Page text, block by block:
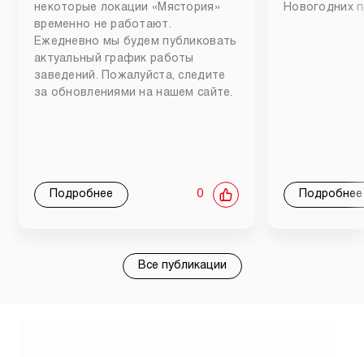
некоторые локации «Мястория»
временно не работают.
Ежедневно мы будем публиковать
актуальный график работы
заведений. Пожалуйста, следите
за обновлениями на нашем сайте.
Подробнее 0
Новогодних
Подробнее
Все публикации